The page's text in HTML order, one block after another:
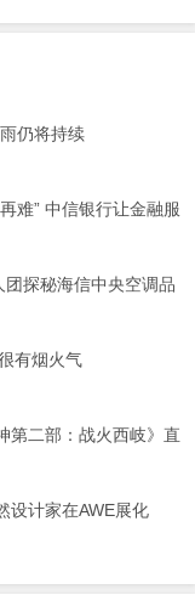
仍将持续
难” 中信银行让金融服
探秘海信中央空调品
有烟火气
第二部：战火西岐》直
设计家在AWE展化